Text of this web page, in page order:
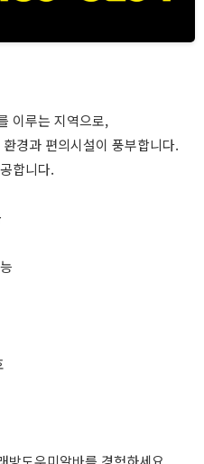
이루는 지역으로,
경과 편의시설이 풍부합니다.
합니다.